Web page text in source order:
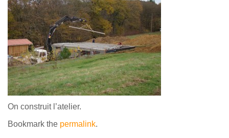
On construit l’atelier.
Bookmark the permalink.